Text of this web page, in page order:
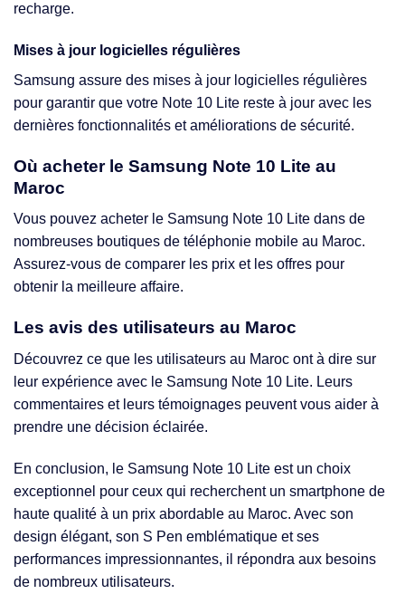
recharge.
Mises à jour logicielles régulières
Samsung assure des mises à jour logicielles régulières
pour garantir que votre Note 10 Lite reste à jour avec les
dernières fonctionnalités et améliorations de sécurité.
Où acheter le Samsung Note 10 Lite au
Maroc
Vous pouvez acheter le Samsung Note 10 Lite dans de
nombreuses boutiques de téléphonie mobile au Maroc.
Assurez-vous de comparer les prix et les offres pour
obtenir la meilleure affaire.
Les avis des utilisateurs au Maroc
Découvrez ce que les utilisateurs au Maroc ont à dire sur
leur expérience avec le Samsung Note 10 Lite. Leurs
commentaires et leurs témoignages peuvent vous aider à
prendre une décision éclairée.
En conclusion, le Samsung Note 10 Lite est un choix
exceptionnel pour ceux qui recherchent un smartphone de
haute qualité à un prix abordable au Maroc. Avec son
design élégant, son S Pen emblématique et ses
performances impressionnantes, il répondra aux besoins
de nombreux utilisateurs.